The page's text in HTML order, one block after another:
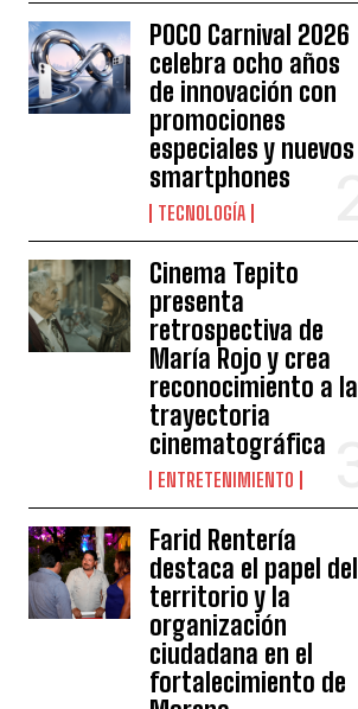
POCO Carnival 2026
celebra ocho años
de innovación con
promociones
especiales y nuevos
smartphones
TECNOLOGÍA
Cinema Tepito
presenta
retrospectiva de
María Rojo y crea
reconocimiento a la
trayectoria
cinematográfica
ENTRETENIMIENTO
Farid Rentería
destaca el papel del
territorio y la
organización
ciudadana en el
fortalecimiento de